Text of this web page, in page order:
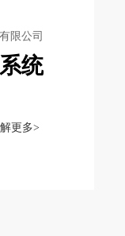
限公司
统
更多>